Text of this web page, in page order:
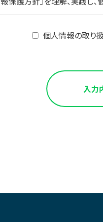
ビス利用者の個人情報を
は以下のとおりです。
派遣・職業紹介）を、本人の
を円滑に行うため。
の規範の遵守について
個人情報の取り
入力